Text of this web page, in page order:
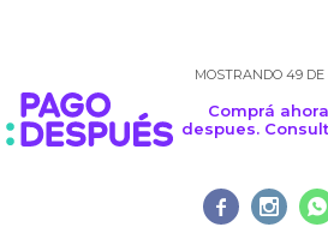
MOSTRANDO 49DE
Comprá
despues.
  